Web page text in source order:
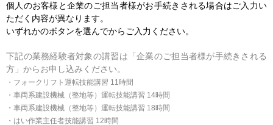
個人のお客様と企業のご担当者様がお手続きされる場合はご入力い
ただく内容が異なります。
いずれかのボタンを選んでからご入力ください。
下記の業務経験者対象の講習は「企業のご担当者様が手続きされる
方」からお申し込みください。
・フォークリフト運転技能講習 11時間
・車両系建設機械（整地等）運転技能講習 14時間
・車両系建設機械（整地等）運転技能講習 18時間
・はい作業主任者技能講習 12時間